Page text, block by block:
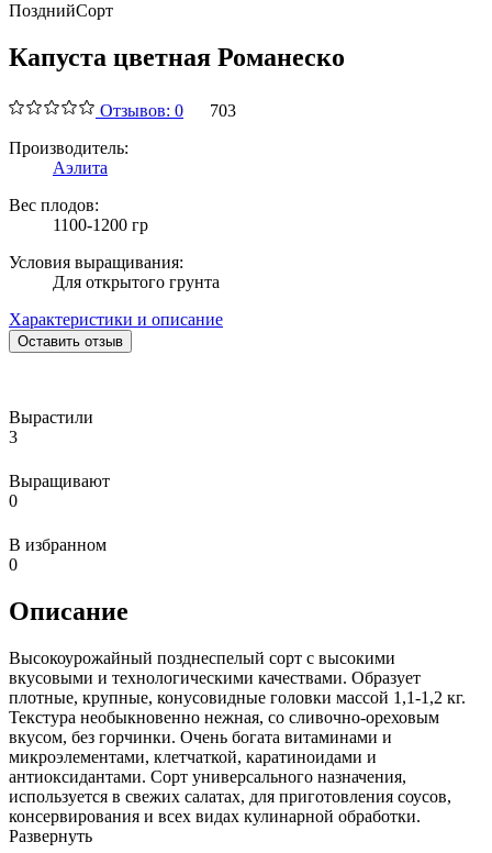
ПозднийСорт
Капуста цветная Романеско
Отзывов: 0
703
Производитель:
Аэлита
Вес плодов:
1100-1200 гр
Условия выращивания:
Для открытого грунта
Характеристики и описание
Оставить отзыв
Вырастили
3
Выращивают
0
В избранном
0
Описание
Высокоурожайный позднеспелый сорт с высокими
вкусовыми и технологическими качествами. Образует
плотные, крупные, конусовидные головки массой 1,1-1,2 кг.
Текстура необыкновенно нежная, со сливочно-ореховым
вкусом, без горчинки. Очень богата витаминами и
микроэлементами, клетчаткой, каратиноидами и
антиоксидантами. Сорт универсального назначения,
используется в свежих салатах, для приготовления соусов,
консервирования и всех видах кулинарной обработки.
Развернуть